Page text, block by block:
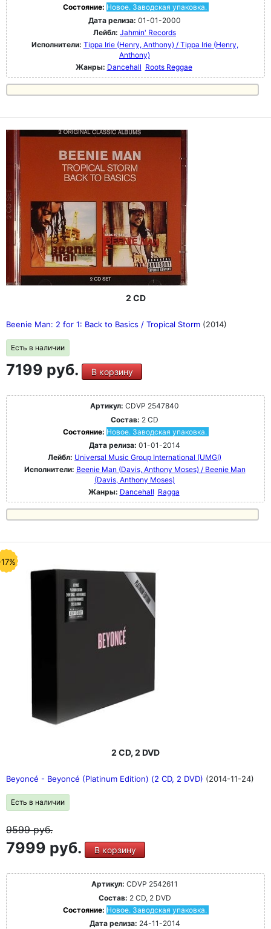
Состояние: Новое. Заводская упаковка.
Дата релиза: 01-01-2000
Лейбл: Jahmin' Records
Исполнители: Tippa Irie (Henry, Anthony) / Tippa Irie (Henry,
Anthony)
Жанры: Dancehall Roots Reggae
2 CD
Beenie Man: 2 for 1: Back to Basics / Tropical Storm (2014)
Есть в наличии
7199 руб. В корзину
Артикул: CDVP 2547840
Состав: 2 CD
Состояние: Новое. Заводская упаковка.
Дата релиза: 01-01-2014
Лейбл: Universal Music Group International (UMGI)
Исполнители: Beenie Man (Davis, Anthony Moses) / Beenie Man
(Davis, Anthony Moses)
Жанры: Dancehall Ragga
2 CD, 2 DVD
Beyoncé - Beyoncé (Platinum Edition) (2 CD, 2 DVD) (2014-11-24)
Есть в наличии
9599руб.
7999 руб. В корзину
Артикул: CDVP 2542611
Состав: 2 CD, 2 DVD
Состояние: Новое. Заводская упаковка.
Дата релиза: 24-11-2014